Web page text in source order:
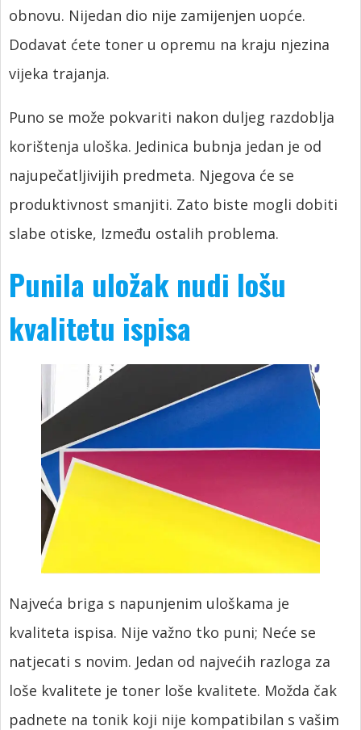
obnovu. Nijedan dio nije zamijenjen uopće.
Dodavat ćete toner u opremu na kraju njezina
vijeka trajanja.
Puno se može pokvariti nakon duljeg razdoblja
korištenja uloška. Jedinica bubnja jedan je od
najupečatljivijih predmeta. Njegova će se
produktivnost smanjiti. Zato biste mogli dobiti
slabe otiske, Između ostalih problema.
Punila uložak nudi lošu
kvalitetu ispisa
Najveća briga s napunjenim uloškama je
kvaliteta ispisa. Nije važno tko puni; Neće se
natjecati s novim. Jedan od najvećih razloga za
loše kvalitete je toner loše kvalitete. Možda čak
padnete na tonik koji nije kompatibilan s vašim